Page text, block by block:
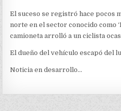
El suceso se registró hace pocos
norte en el sector conocido como
camioneta arrolló a un ciclista
El dueño del vehículo escapó del
Noticia en desarrollo…